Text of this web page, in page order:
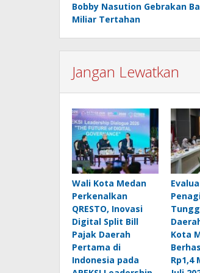
pos
Bobby Nasution Gebrakan
Miliar Tertahan
Jangan Lewatkan
Wali Kota Medan
Perkenalkan
QRESTO, Inovasi
Digital Split Bill
Pajak Daerah
Pertama di
Indonesia pada
Kota
Rp1,4